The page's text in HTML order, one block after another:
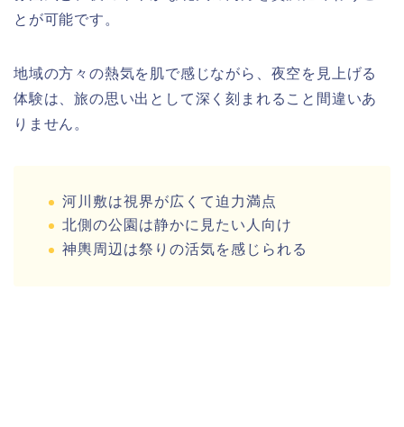
とが可能です。
地域の方々の熱気を肌で感じながら、夜空を見上げる
体験は、旅の思い出として深く刻まれること間違いあ
りません。
河川敷は視界が広くて迫力満点
北側の公園は静かに見たい人向け
神輿周辺は祭りの活気を感じられる